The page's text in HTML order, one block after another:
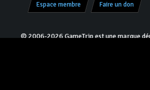
Espace membre Faire un don
© 2006-2026 GameTrip est une marque